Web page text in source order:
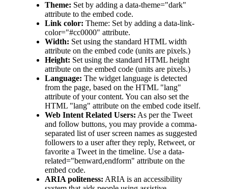
Theme: Set by adding a data-theme="dark"
attribute to the embed code.
Link color: Theme: Set by adding a data-link-
color="#cc0000" attribute.
Width: Set using the standard HTML width
attribute on the embed code (units are pixels.)
Height: Set using the standard HTML height
attribute on the embed code (units are pixels.)
Language: The widget language is detected
from the page, based on the HTML "lang"
attribute of your content. You can also set the
HTML "lang" attribute on the embed code itself.
Web Intent Related Users: As per the Tweet
and follow buttons, you may provide a comma-
separated list of user screen names as suggested
followers to a user after they reply, Retweet, or
favorite a Tweet in the timeline. Use a data-
related="benward,endform" attribute on the
embed code.
ARIA politeness: ARIA is an accessibility